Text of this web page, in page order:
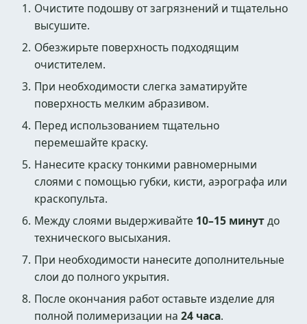
Очистите подошву от загрязнений и тщательно
высушите.
Обезжирьте поверхность подходящим
очистителем.
При необходимости слегка заматируйте
поверхность мелким абразивом.
Перед использованием тщательно
перемешайте краску.
Нанесите краску тонкими равномерными
слоями с помощью губки, кисти, аэрографа или
краскопульта.
Между слоями выдерживайте 10–15 минутдо
технического высыхания.
При необходимости нанесите дополнительные
слои до полного укрытия.
После окончания работ оставьте изделие для
полной полимеризации на24 часа.